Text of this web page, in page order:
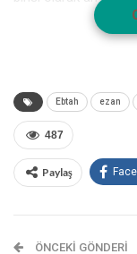
içinde konaklasanız
âna kadar
gölgesinden de
Allah Resûlü’nün
çadır kurulmuştu.
başladı; bir
Ebtah ezan
487
Paylaş
ÖNCEKI GÖNDERI